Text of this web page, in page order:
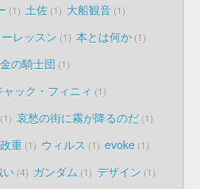
1 土佐 1 大船観音 1
レッスン 1 本とは何か 1
の騎士団 1
ャック・フィニィ 1
1 哀愁の街に霧が降るのだ 1
重 1 ウィルス 1 evoke 1
い 4 ガンダム 1 デザイン 1